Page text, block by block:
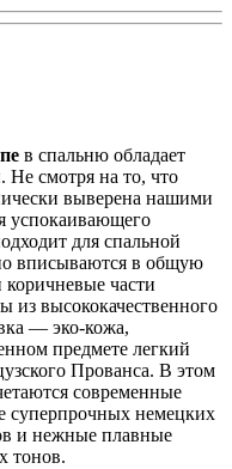
в спальню обладает
смотря на то, что
выверена нашими
успокаивающего
для спальной
вписываются в общую
части
из высококачественного
— эко-кожа,
предмете легкий
Прованса. В этом
современные
суперпрочных немецких
и нежные плавные
тонов.